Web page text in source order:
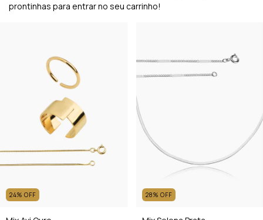
prontinhas para entrar no seu carrinho!
24% OFF 28% OFF